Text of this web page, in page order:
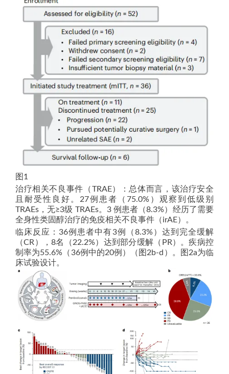
图1
治疗相关不良事件（TRAE）：总体而言，该治疗安全
且耐受性良好。27例患者（75.0%）观察到低级别
TRAEs，无≥3级 TRAEs。3 例患者（8.3%）经历了需要
全身性类固醇治疗的免疫相关不良事件（irAE）。
临床反应：36例患者中有3例（8.3%）达到完全缓解
（CR），8名（22.2%）达到部分缓解（PR）。疾病控
制率为55.6%（36例中的20例）（图2b-d）。图2a为临
床试验设计。